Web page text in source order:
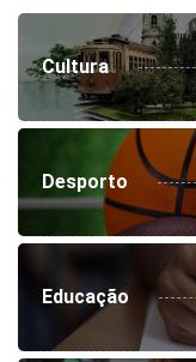
Cultura
Desporto
Educação